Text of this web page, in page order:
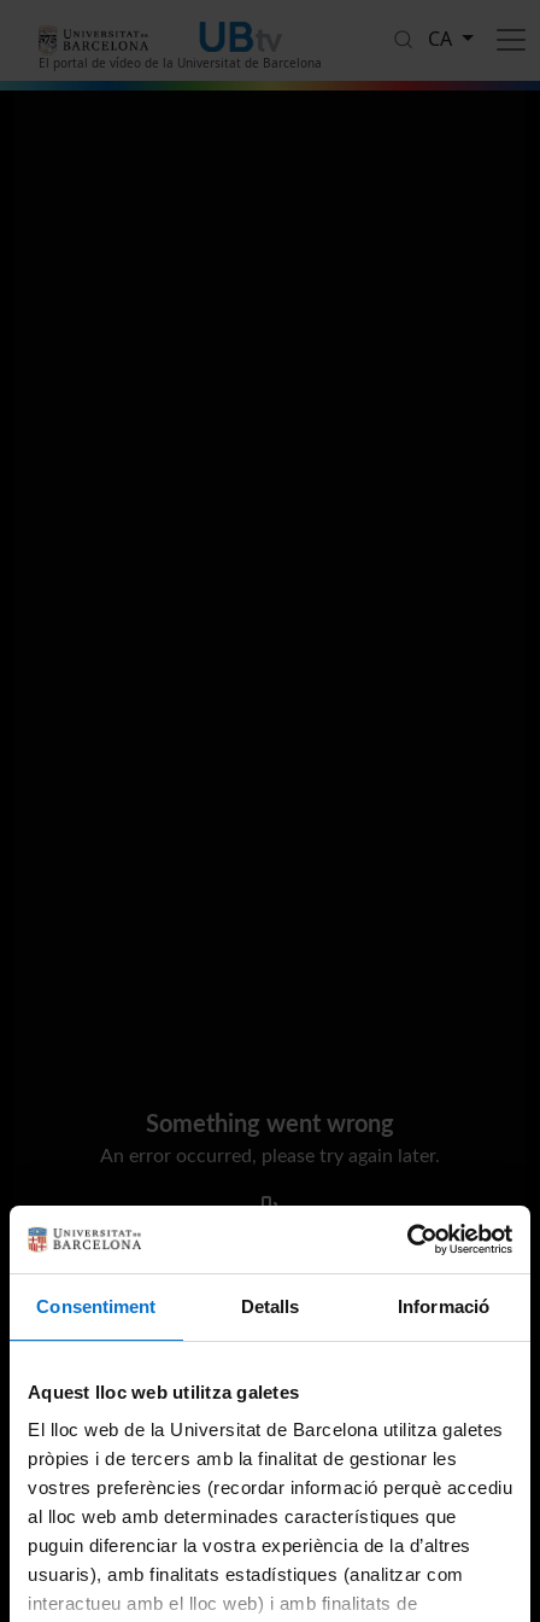
Consentiment Detalls Informació
Aquest lloc web utilitza galetes
El lloc web de la Universitat de Barcelona utilitza galetes
pròpies i de tercers amb la finalitat de gestionar les
vostres preferències (recordar informació perquè accediu
al lloc web amb determinades característiques que
puguin diferenciar la vostra experiència de la d’altres
usuaris), amb finalitats estadístiques (analitzar com
interactueu amb el lloc web) i amb finalitats de
El portal de vídeo de la Universitat de Barcelona
CA
Something went wrong
An error occurred, please try again later.